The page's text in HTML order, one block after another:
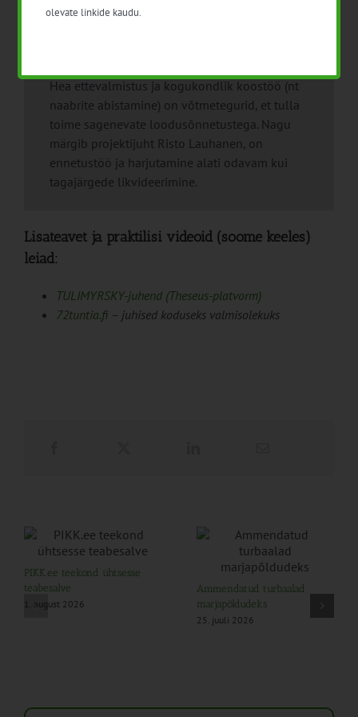
tuki onnettomuustilanteissa“
Hea ettevalmistus ja kogukondlik koostöö (nt
naabrite abistamine) on võtmetegurid, et tulla
toime sagenevate loodusõnnetustega. Nagu
märgib projektijuht Risto Lauhanen, on
ennetustöö ja harjutamine alati odavam kui
tagajärgede likvideerimine.
Lisateavet ja praktilisi videoid (soome keeles)
leiad:
TULIMYRSKY-juhend (Theseus-platvorm)
72tuntia.fi– juhised koduseks valmisolekuks
PIKK.ee teekond ühtsesse
teabesalve
1. august 2026
Ammendatud turbaalad
marjapõldudeks
25. juuli 2026
olevate linkide kaudu.